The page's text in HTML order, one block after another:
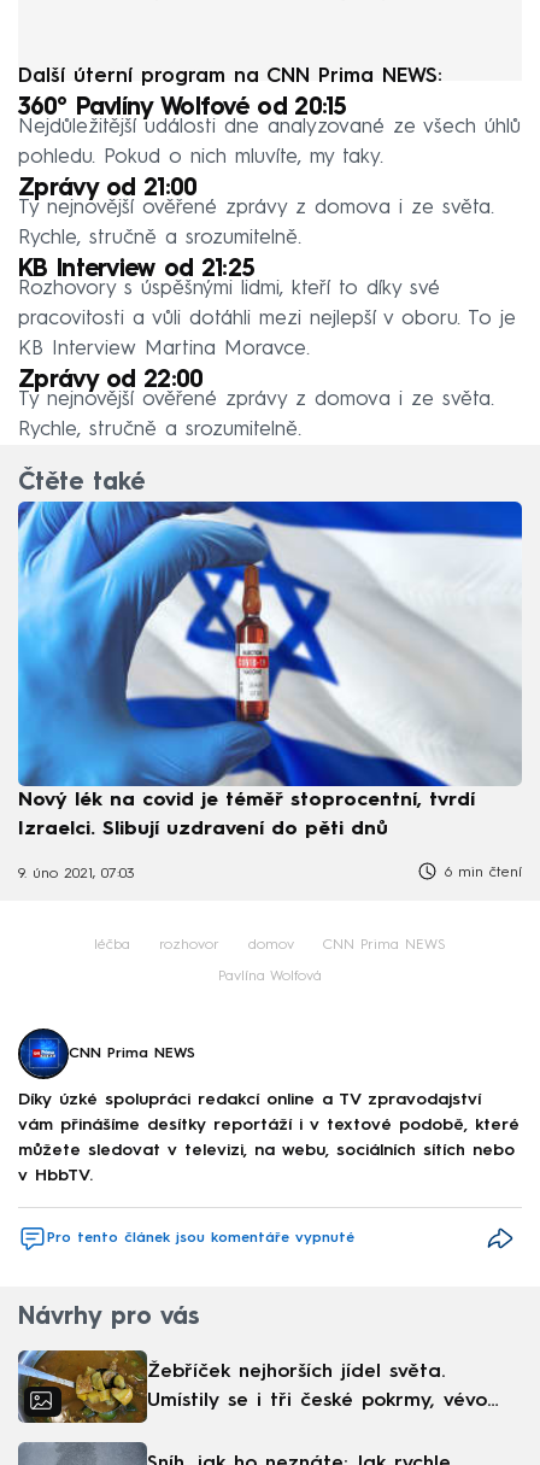
Další úterní program na CNN Prima NEWS:
360° Pavlíny Wolfové od 20:15
Nejdůležitější události dne analyzované ze všech úhlů
pohledu. Pokud o nich mluvíte, my taky.
Zprávy od 21:00
Ty nejnovější ověřené zprávy z domova i ze světa.
Rychle, stručně a srozumitelně.
KB Interview od 21:25
Rozhovory s úspěšnými lidmi, kteří to díky své
pracovitosti a vůli dotáhli mezi nejlepší v oboru. To je
KB Interview Martina Moravce.
Zprávy od 22:00
Ty nejnovější ověřené zprávy z domova i ze světa.
Rychle, stručně a srozumitelně.
Čtěte také
Nový lék na covid je téměř stoprocentní, tvrdí
Izraelci. Slibují uzdravení do pěti dnů
9. úno 2021, 07:03 6 min čtení
léčba rozhovor domov CNN Prima NEWS
Pavlína Wolfová
CNN Prima NEWS
Díky úzké spolupráci redakcí online a TV zpravodajství
vám přinášíme desítky reportáží i v textové podobě, které
můžete sledovat v televizi, na webu, sociálních sítích nebo
v HbbTV.
Pro tento článek jsou komentáře vypnuté
Návrhy pro vás
Žebříček nejhorších jídel světa.
Umístily se i tři české pokrmy, vévodí